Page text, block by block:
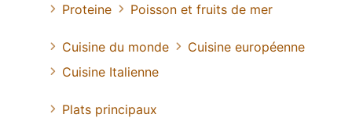
Proteine
Poisson et fruits de mer
Cuisine du monde
Cuisine européenne
Cuisine Italienne
Plats principaux